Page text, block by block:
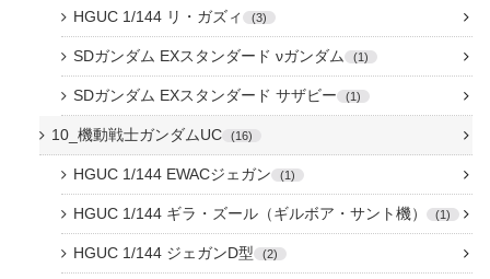
HGUC 1/144 リ・ガズィ 3
SDガンダム EXスタンダード νガンダム 1
SDガンダム EXスタンダード サザビー 1
10_機動戦士ガンダムUC 16
HGUC 1/144 EWACジェガン 1
HGUC 1/144 ギラ・ズール（ギルボア・サント機） 1
HGUC 1/144 ジェガンD型 2